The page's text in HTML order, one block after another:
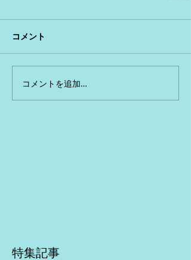
コメント
コメントを追加…
特集記事